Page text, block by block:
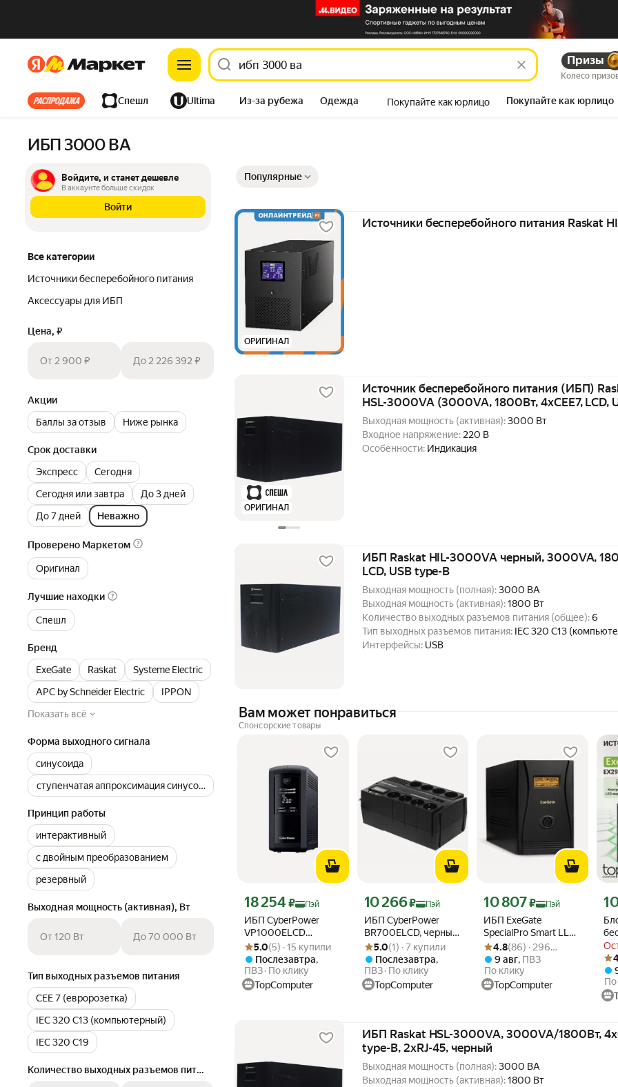
ЯндексЯндекс Призы
Колесо
Все хиты Спешл Ultima Из-за рубежа Одежда Покупайте как юрлицо Покупайте как юрлицо
ИБП 3000 ВА
Войдите, и станет дешевле
В аккаунте больше скидок
Войти
Все категории
Источники бесперебойного питания
Аксессуары для ИБП
Цена, ₽
От 2 900 ₽ До 2 226 392 ₽
Акции
Баллы за отзыв
Ниже рынка
Срок доставки
Экспресс
Сегодня
Сегодня или завтра
До 3 дней
До 7 дней
Неважно
Проверено Маркетом
Оригинал
Лучшие находки
Спешл
Бренд
ExeGate
Raskat
Systeme Electric
APC by Schneider Electric
IPPON
Показать всё
Форма выходного сигнала
синусоида
ступенчатая аппроксимация синусоиды
Принцип работы
интерактивный
с двойным преобразованием
резервный
Выходная мощность (активная), Вт
От 120 Вт До 70 000 Вт
Тип выходных разъемов питания
CEE 7 (евророзетка)
IEC 320 C13 (компьютерный)
IEC 320 C19
Количество выходных разъемов питания (общее)
Популярные
ОРИГИНАЛ
Источники бесперебойного питания Raskat
ОРИГИНАЛ
Источник бесперебойного питания (ИБП)
HSL-3000VA (3000VA, 1800Вт, 4xCEE7, LCD,
45)
Выходная мощность (активная):3000 Вт
Входное напряжение:220 В
Особенности: Индикация
ИБП Raskat HIL-3000VA черный, 3000VA,
LCD, USB type-B
Выходная мощность (полная):3000 ВА
Выходная мощность (активная):1800 Вт
Количество выходных разъемов питания (общее):6
Тип выходных разъемов питания: IEC 320 C13
Интерфейсы: USB
Вам может понравиться
Спонсорские товары
ИБП CyberPower
VP1000ELCD
черный, мощность
1000 ВА / 550 Вт, 4
розетки,
интерактивный
Цена с картой Яндекс Пэй 18254 ₽ вместо
18 254 ₽ Пэй
Рейтинг товара: 5.0 из 5
Оценок: (5) · 15 купили
5.0(5) · 15 купили
Послезавтра,
ПВЗ По клику
TopComputer
ИБП CyberPower
BR700ELCD, черный,
интерактивный, 700
ВА / 420 Вт
Цена с картой Яндекс Пэй 10266 ₽ вместо
10 266₽ Пэй
Рейтинг товара: 5.0 из 5
Оценок: (1) · 7 купили
5.0(1) · 7 купили
Послезавтра,
ПВЗ По клику
TopComputer
ИБП ExeGate
SpecialPro Smart LLB-
2000 EP285522RUS,
черный, 2000
ВA/1200 Вт
Цена с картой Яндекс Пэй 10807 ₽
10 807₽ Пэй
Рейтинг товара: 4.8 из 5
Оценок: (86) · 296 купили
4.8(86) · 296
купили
9 авг, ПВЗ
По клику
TopComputer
По
ИБП Raskat HSL-3000VA, 3000VA/1800Вт,
type-B, 2xRJ-45, черный
Выходная мощность (полная):3000 ВА
Выходная мощность (активная):1800 Вт